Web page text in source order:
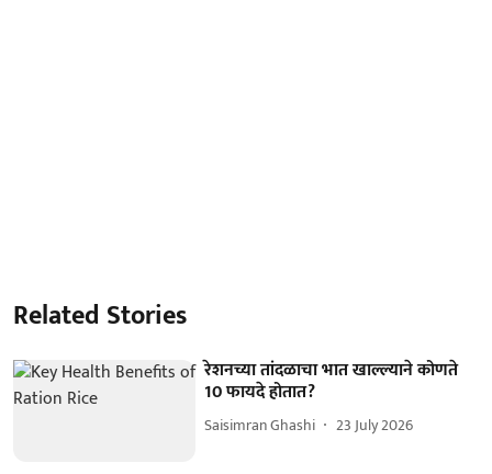
Related Stories
रेशनच्या तांदळाचा भात खाल्ल्याने कोणते
10 फायदे होतात?
Saisimran Ghashi 23 July 2026